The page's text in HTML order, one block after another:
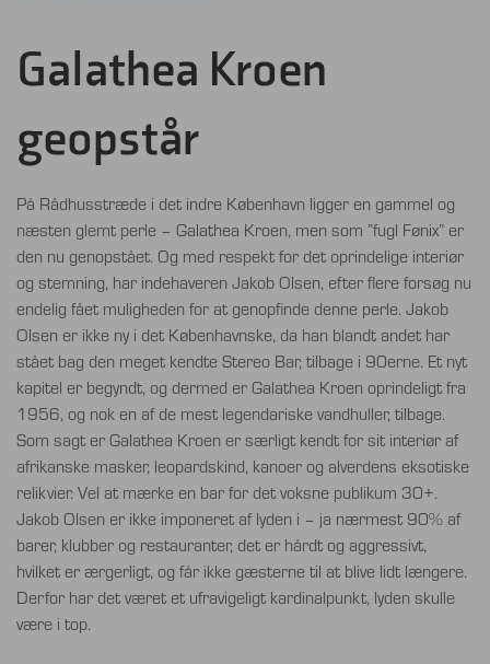
Galathea Kroen
geopstår
På Rådhusstræde i det indre København ligger en gammel og
næsten glemt perle – Galathea Kroen, men som ”fugl Fønix” er
den nu genopstået. Og med respekt for det oprindelige interiør
og stemning, har indehaveren Jakob Olsen, efter flere forsøg nu
endelig fået muligheden for at genopfinde denne perle. Jakob
Olsen er ikke ny i det Københavnske, da han blandt andet har
stået bag den meget kendte Stereo Bar, tilbage i 90erne. Et nyt
kapitel er begyndt, og dermed er Galathea Kroen oprindeligt fra
1956, og nok en af de mest legendariske vandhuller, tilbage.
Som sagt er Galathea Kroen er særligt kendt for sit interiør af
afrikanske masker, leopardskind, kanoer og alverdens eksotiske
relikvier. Vel at mærke en bar for det voksne publikum 30+.
Jakob Olsen er ikke imponeret af lyden i – ja nærmest 90% af
barer, klubber og restauranter, det er hårdt og aggressivt,
hvilket er ærgerligt, og får ikke gæsterne til at blive lidt længere.
Derfor har det været et ufravigeligt kardinalpunkt, lyden skulle
være i top.